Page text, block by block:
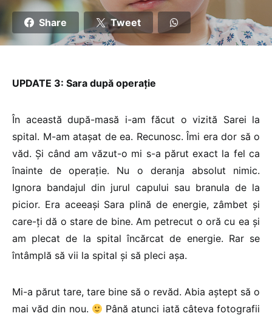
Share Tweet
UPDATE 3: Sara după operație
În această după-masă i-am făcut o vizită Sarei la
spital. M-am atașat de ea. Recunosc. Îmi era dor să o
văd. Și când am văzut-o mi s-a părut exact la fel ca
înainte de operație. Nu o deranja absolut nimic.
Ignora bandajul din jurul capului sau branula de la
picior. Era aceeași Sara plină de energie, zâmbet și
care-ți dă o stare de bine. Am petrecut o oră cu ea și
am plecat de la spital încărcat de energie. Rar se
întâmplă să vii la spital și să pleci așa.
Mi-a părut tare, tare bine să o revăd. Abia aștept să o
mai văd din nou.
Până atunci iată câteva fotografii